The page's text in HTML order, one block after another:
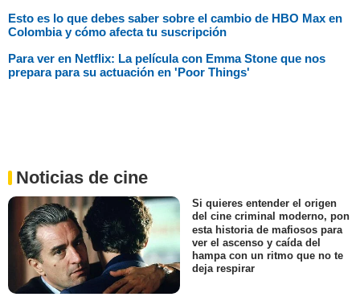
Esto es lo que debes saber sobre el cambio de HBO Max en
Colombia y cómo afecta tu suscripción
Para ver en Netflix: La película con Emma Stone que nos
prepara para su actuación en 'Poor Things'
Noticias de cine
Si quieres entender el origen
del cine criminal moderno, pon
esta historia de mafiosos para
ver el ascenso y caída del
hampa con un ritmo que no te
deja respirar